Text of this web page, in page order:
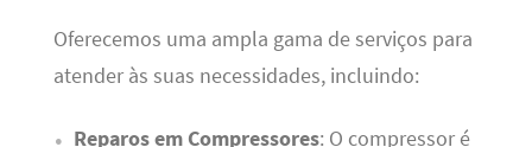
Oferecemos uma ampla gama de serviços para
atender às suas necessidades, incluindo:
Reparos em Compressores: O compressor é